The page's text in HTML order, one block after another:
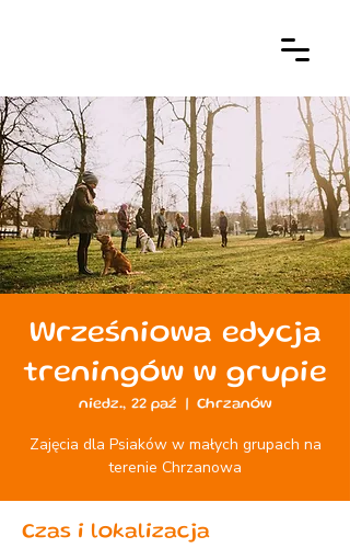
Wrześniowa edycja
treningów w grupie
niedz., 22 paź
  |
Chrzanów
Zajęcia dla Psiaków w małych grupach na
terenie Chrzanowa
Czas i lokalizacja